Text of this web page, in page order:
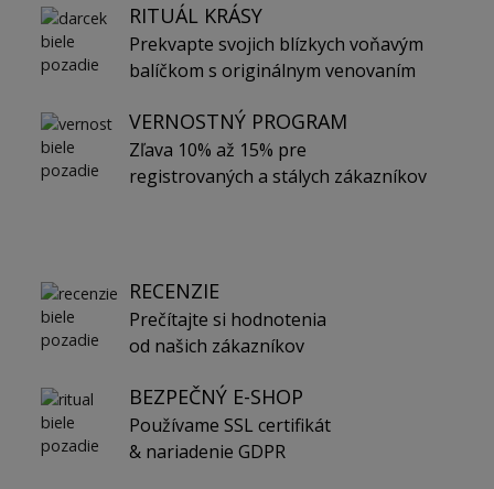
RITUÁL KRÁSY
Prekvapte svojich blízkych voňavým
balíčkom s originálnym venovaním
VERNOSTNÝ PROGRAM
Zľava 10% až 15% pre
registrovaných a stálych zákazníkov
RECENZIE
Prečítajte si hodnotenia
od našich zákazníkov
BEZPEČNÝ E-SHOP
Používame SSL certifikát
& nariadenie GDPR